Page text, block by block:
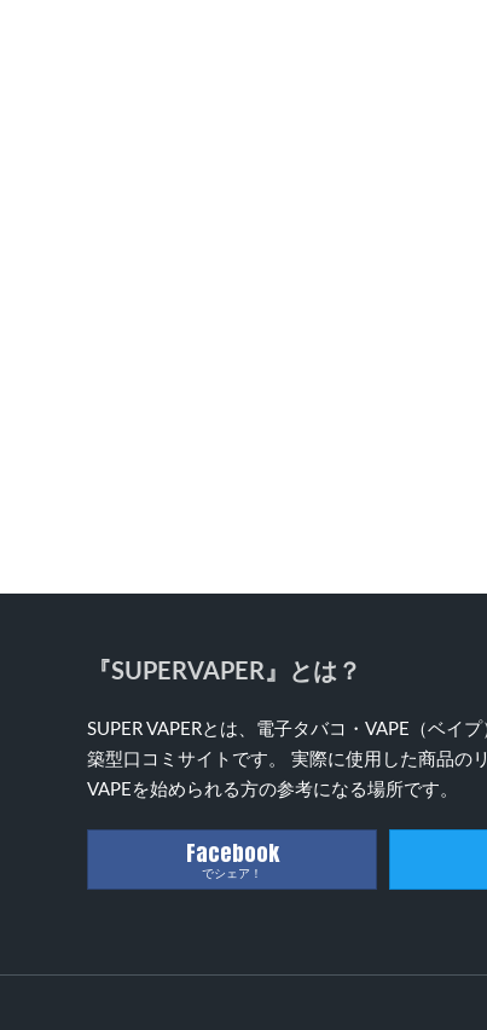
『SUPERVAPER』とは？
SUPER VAPERとは、電子タバコ・VAPE（ベイ
築型口コミサイトです。 実際に使用した商品の
VAPEを始められる方の参考になる場所です。
Facebook
でシェア！